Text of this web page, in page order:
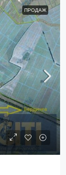
ПРОДАЖ